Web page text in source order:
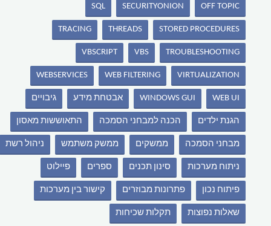
OFF TOPIC
SECURITYONION
SQL
STORED PROCEDURES
THREADS
TRACING
TROUBLESHOOTING
VBS
VBSCRIPT
VIRTUALIZATION
WEB FILTERING
WEBSERVICES
WEB UI
WINDOWS GUI אבטחת מידע גיבויים
הגנת ילדים הכנה למבחני הסמכה התאוששות מאסון
מבחני הסמכה ממשקים ממשק משתמש ניהול רשת
ניתוח מערכות סינון תכנים ספרים פיילוט
פיתוח נכון פתרונות מבוזרים קישור בין מערכות
שאלות נפוצות תקלות שכיחות